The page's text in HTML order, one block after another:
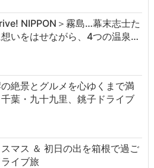
NIPPON＞霧島…幕末志士た
いをはせながら、4つの温泉…
絶景とグルメを心ゆくまで満
葉・九十九里、銚子ドライブ
マス ＆ 初日の出を箱根で過ご
イブ旅